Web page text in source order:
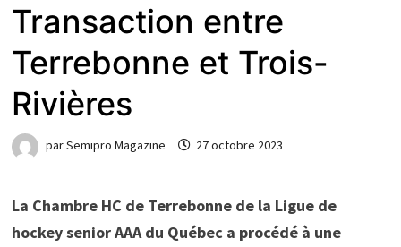
Transaction entre
Terrebonne et Trois-
Rivières
parSemipro Magazine 27 octobre 2023
La Chambre HC de Terrebonne de la Ligue de
hockey senior AAA du Québec a procédé à une